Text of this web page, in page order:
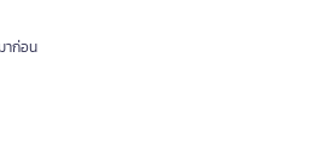
าก่อน